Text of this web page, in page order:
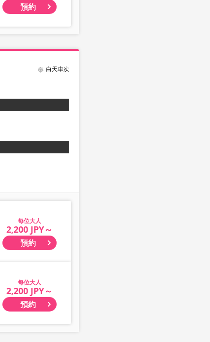
預約
白天車次
大人
2,200 JPY～
預約
大人
2,200 JPY～
預約